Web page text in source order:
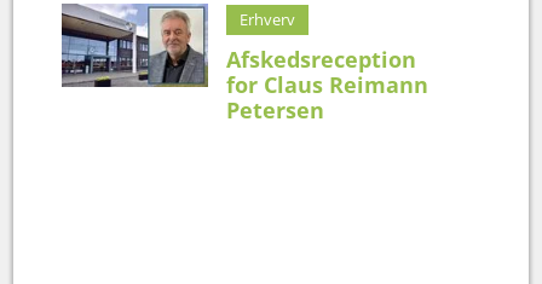
Erhverv
Afskedsreception
for Claus Reimann
Petersen